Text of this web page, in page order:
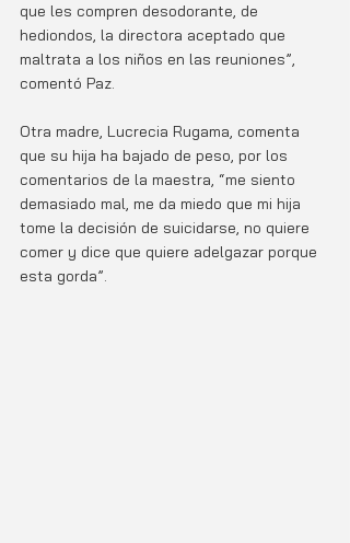
que les compren desodorante, de
hediondos, la directora aceptado que
maltrata a los niños en las reuniones”,
comentó Paz.
Otra madre, Lucrecia Rugama, comenta
que su hija ha bajado de peso, por los
comentarios de la maestra, “me siento
demasiado mal, me da miedo que mi hija
tome la decisión de suicidarse, no quiere
comer y dice que quiere adelgazar porque
esta gorda”.